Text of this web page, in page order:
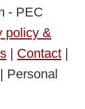
- PEC
policy &
| Contact |
| Personal